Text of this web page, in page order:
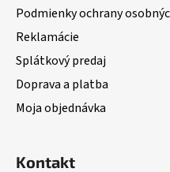
Podmienky ochrany
Reklamácie
Splátkový predaj
Doprava a platba
Moja objednávka
Kontakt